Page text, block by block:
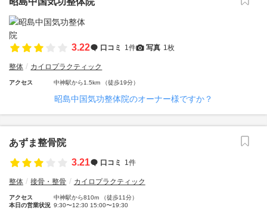
3.22 口コミ 1件 写真 1枚
整体 カイロプラクティック
アクセス 中神駅から1.5km （徒歩19分）
昭島中国気功整体院のオーナー様ですか？
あずま整骨院
3.21
口コミ 1件
整体 接骨・整骨 カイロプラクティック
アクセス
中神駅から810m （徒歩11分）
本日の営業状況 9:30〜12:30 15:00〜19:30